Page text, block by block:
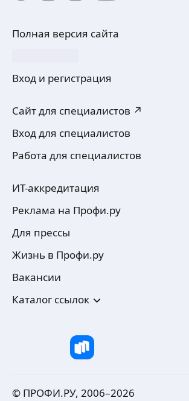
Полная версия сайта
Вход и регистрация
Сайт для специалистов ↗
Вход для специалистов
Работа для специалистов
ИТ-аккредитация
Реклама на Профи.ру
Для прессы
Жизнь в Профи.ру
Вакансии
Каталог ссылок
© ПРОФИ.РУ, 2006–2026